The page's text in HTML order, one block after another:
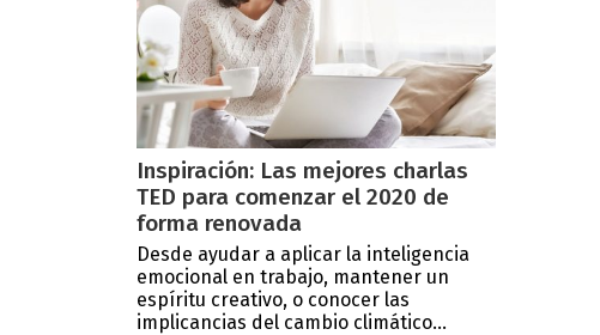
Inspiración: Las mejores charlas
TED para comenzar el 2020 de
forma renovada
Desde ayudar a aplicar la inteligencia
emocional en trabajo, mantener un
espíritu creativo, o conocer las
implicancias del cambio climático...